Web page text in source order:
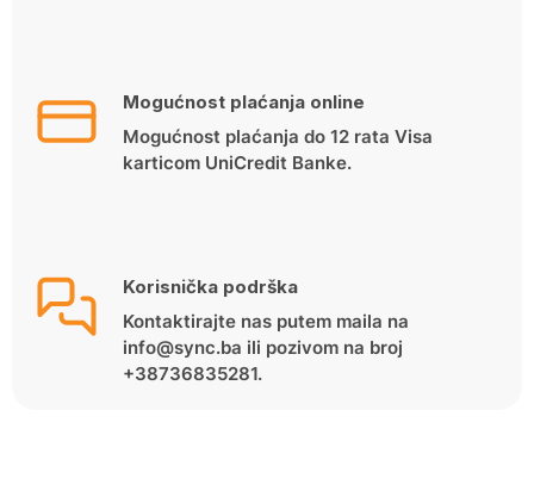
Mogućnost plaćanja online
Mogućnost plaćanja do 12 rata Visa
karticom UniCredit Banke.
Korisnička podrška
Kontaktirajte nas putem maila na
info@sync.ba ili pozivom na broj
+38736835281.